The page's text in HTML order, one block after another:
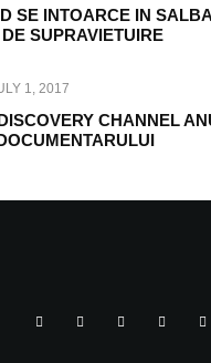
SE INTOARCE IN
SUPRAVIETUIRE
1, 2017
CHANNEL